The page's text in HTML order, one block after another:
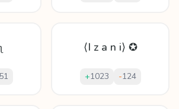
⟨I z a n i⟩ ✪
+1023 -124